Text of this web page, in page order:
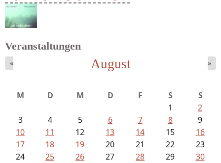
Mayer König, Wolfgang - Dichtungen...
Schnabel, Sigune und Philipp L´...
Veranstaltungen
August
« »
M D M D F S
S
1
2
3
4 5 6 7 8
9
10
11 12 13 14 15
16
17
18 19 20 21 22
23
24
25 26 27 28 29
30